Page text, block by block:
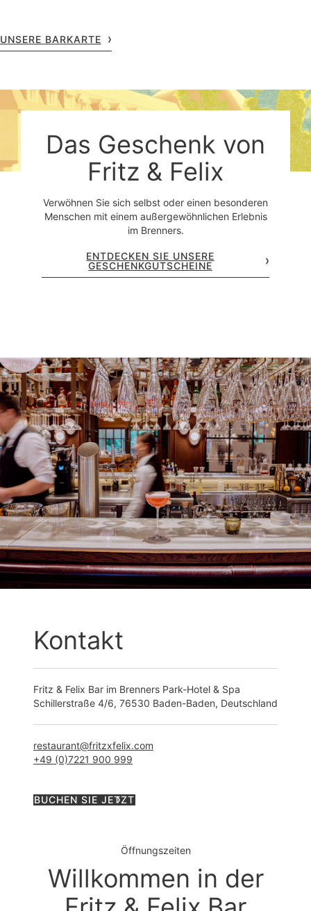
UNSERE BARKARTE
Das Geschenk von
Fritz & Felix
Verwöhnen Sie sich selbst oder einen besonderen
Menschen mit einem außergewöhnlichen Erlebnis
im Brenners.
ENTDECKEN SIE UNSERE
GESCHENKGUTSCHEINE
Kontakt
Fritz & Felix Bar im Brenners Park-Hotel & Spa
Schillerstraße 4/6, 76530 Baden-Baden, Deutschland
restaurant@fritzxfelix.com
+49 (0)7221 900 999
BUCHEN SIE JETZT
Öffnungszeiten
Willkommen in der